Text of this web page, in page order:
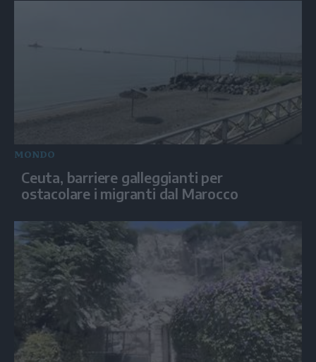
MONDO
Ceuta, barriere galleggianti per
ostacolare i migranti dal Marocco